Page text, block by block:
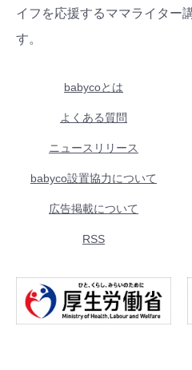
イフを応援するママライター
す。
babycoとは
よくある質問
ニュースリリース
babyco設置協力について
広告掲載について
RSS